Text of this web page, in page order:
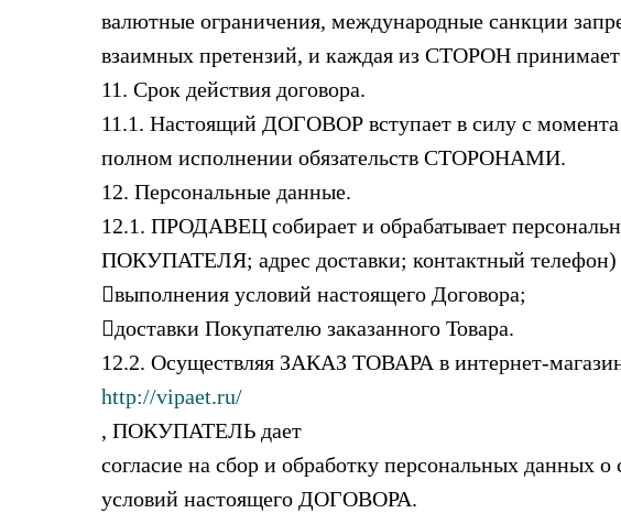
валютные ограничения, международные санкции
взаимных претензий, и каждая из СТОРОН принимает
11. Срок действия договора.
11.1. Настоящий ДОГОВОР вступает в силу с
полном исполнении обязательств СТОРОНАМИ.
12. Персональные данные.
12.1. ПРОДАВЕЦ собирает и обрабатывает
ПОКУПАТЕЛЯ; адрес доставки; контактный телефон)
выполнения условий настоящего Договора;
доставки Покупателю заказанного Товара.
12.2. Осуществляя ЗАКАЗ ТОВАРА в интернет-
http://vipaet.ru/
, ПОКУПАТЕЛЬ дает
согласие на сбор и обработку персональных данных
условий настоящего ДОГОВОРА.